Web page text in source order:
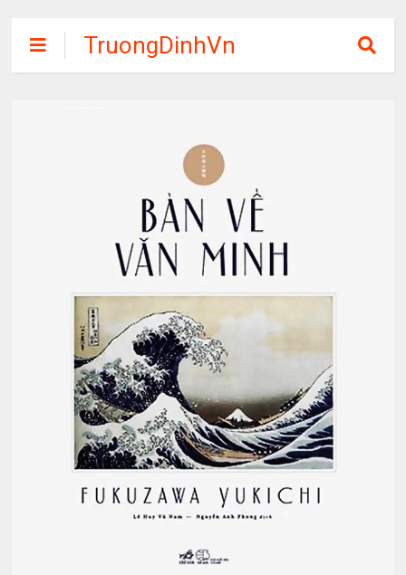
TruongDinhVn
Chia sẽ ebook,
tập miễn phí